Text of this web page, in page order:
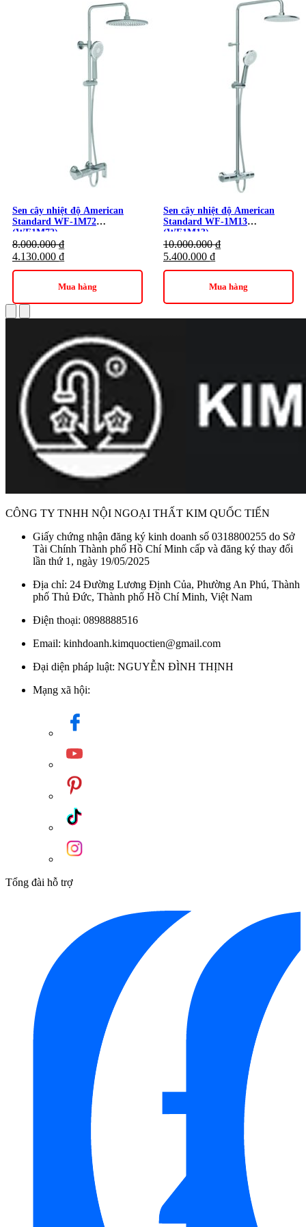
Sen cây nhiệt độ American
Standard WF-1M72
(WF1M72)
8.000.000₫
4.130.000 ₫
Mua hàng
Sen cây nhiệt độ American
Standard WF-1M13
(WF1M13)
10.000.000₫
5.400.000 ₫
Mua hàng
CÔNG TY TNHH NỘI NGOẠI THẤT KIM QUỐC TIẾN
Giấy chứng nhận đăng ký kinh doanh số 0318800255 do Sở
Tài Chính Thành phố Hồ Chí Minh cấp và đăng ký thay đổi
lần thứ 1, ngày 19/05/2025
Địa chỉ: 24 Đường Lương Định Của, Phường An Phú, Thành
phố Thủ Đức, Thành phố Hồ Chí Minh, Việt Nam
Điện thoại: 0898888516
Email: kinhdoanh.kimquoctien@gmail.com
Đại diện pháp luật: NGUYỄN ĐÌNH THỊNH
Mạng xã hội:
Tổng đài hỗ trợ